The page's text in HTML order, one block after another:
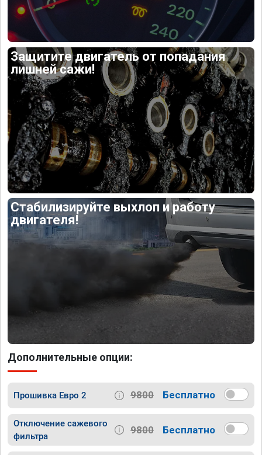
Защитите двигатель от попадания
лишней сажи!
Стабилизируйте выхлоп и работу
двигателя!
Дополнительные опции:
Прошивка Евро 2 9800 Бесплатно
Отключение сажевого
фильтра
9800 Бесплатно